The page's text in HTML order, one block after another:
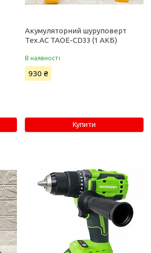
Акумуляторний шуруповерт
Tex.AC TAOE-CD33 (1 АКБ)
В наявності
930 ₴
Купити